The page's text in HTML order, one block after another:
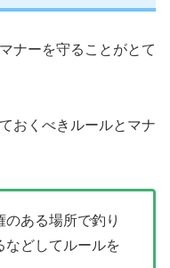
ナーを守ることがとて
おくべきルールとマナ
のある場所で釣り
などしてルールを